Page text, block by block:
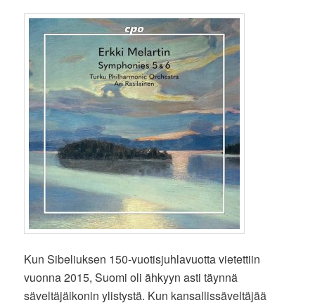
Kun Sibeliuksen 150-vuotisjuhlavuotta vietettiin
vuonna 2015, Suomi oli ähkyyn asti täynnä
säveltäjäikonin ylistystä. Kun kansallissäveltäjää